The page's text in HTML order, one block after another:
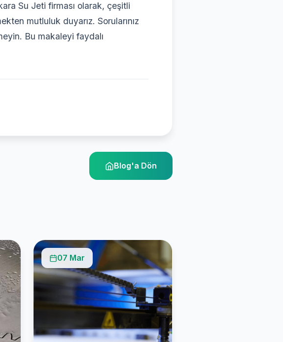
Su Jeti firması olarak, çeşitli
mutluluk duyarız. Sorularınız
Bu makaleyi faydalı
Blog'a Dön
07 Mar